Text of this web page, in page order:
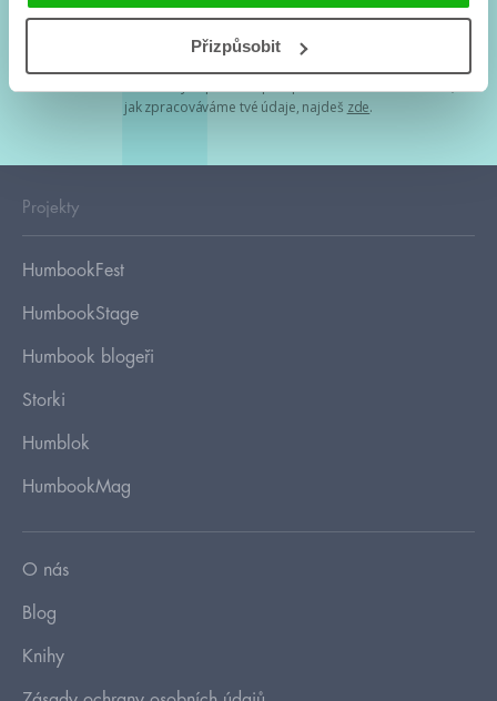
Přizpůsobit
Tvá e-mailová adresa je u nás v bezpečí. Přečti si
jak zpracováváme tvé údaje, najdeš zde.
Projekty
HumbookFest
HumbookStage
Humbook blogeři
Storki
Humblok
HumbookMag
O nás
Blog
Knihy